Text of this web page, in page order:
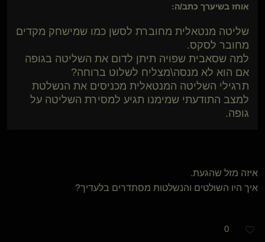
אוחז בשיערך כתב/ה:
שליטה מנטאלית מחוברת לסשן כמו שמישחק מקדים
מחובר לסקס.
למה שסאבית שפויה תיתן לדום את השליטה בגופה
אם הוא לא מנסה\מצליח לשלוט ברוחה?
תרגילי השליטה המנטאלית מכניסים את הנשלטת
למצב התודעתי שמימנו תגיע למסירת השליטה על
גופה.
איזה מזל שהגעת.
איך היו השולטים והנשלטות מסתדרים בלעדיך?
0